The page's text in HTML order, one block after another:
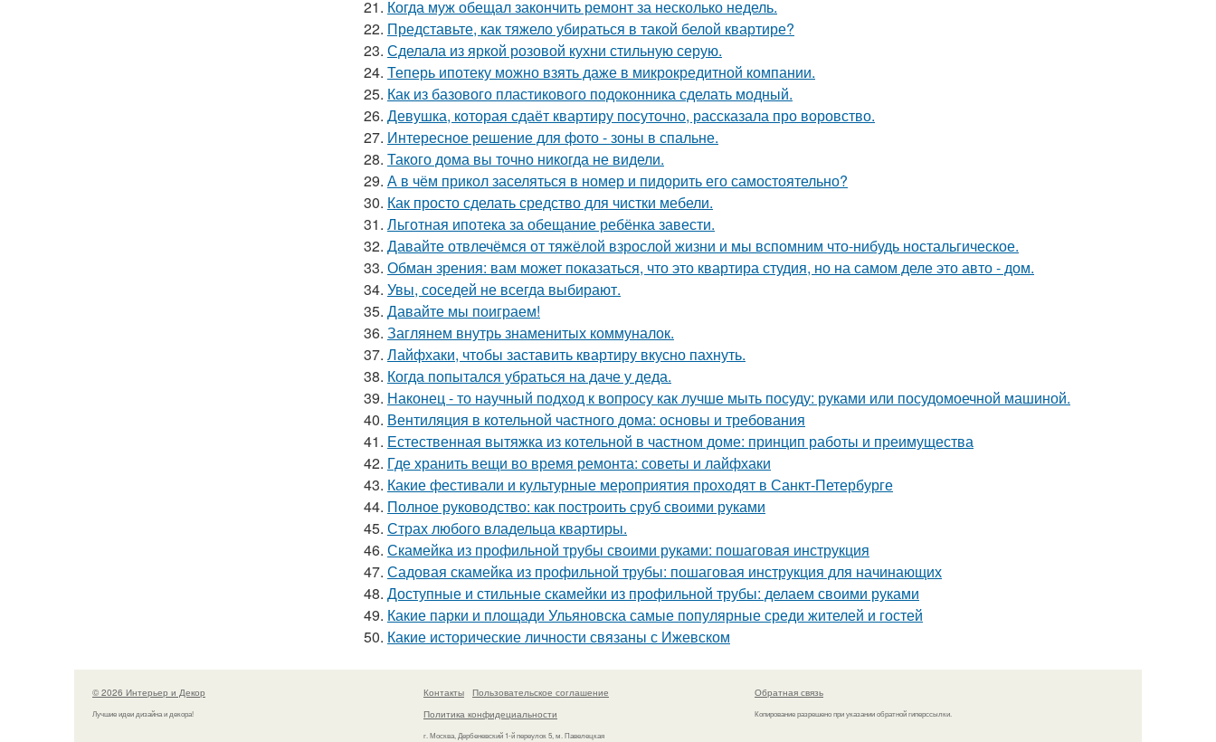
21. Когда муж обещал закончить ремонт за несколько недель.
22. Представьте, как тяжело убираться в такой белой квартире?
23. Сделала из яркой розовой кухни стильную серую.
24. Теперь ипотеку можно взять даже в микрокредитной компании.
25. Как из базового пластикового подоконника сделать модный.
26. Девушка, которая сдаёт квартиру посуточно, рассказала про воровство.
27. Интересное решение для фото - зоны в спальне.
28. Такого дома вы точно никогда не видели.
29. А в чём прикол заселяться в номер и пидорить его самостоятельно?
30. Как просто сделать средство для чистки мебели.
31. Льготная ипотека за обещание ребёнка завести.
32. Давайте отвлечёмся от тяжёлой взрослой жизни и мы вспомним что-нибудь ностальгическое.
33. Обман зрения: вам может показаться, что это квартира студия, но на самом деле это авто - дом.
34. Увы, соседей не всегда выбирают.
35. Давайте мы поиграем!
36. Заглянем внутрь знаменитых коммуналок.
37. Лайфхаки, чтобы заставить квартиру вкусно пахнуть.
38. Когда попытался убраться на даче у деда.
39. Наконец - то научный подход к вопросу как лучше мыть посуду: руками или посудомоечной машиной.
40. Вентиляция в котельной частного дома: основы и требования
41. Естественная вытяжка из котельной в частном доме: принцип работы и преимущества
42. Где хранить вещи во время ремонта: советы и лайфхаки
43. Какие фестивали и культурные мероприятия проходят в Санкт-Петербурге
44. Полное руководство: как построить сруб своими руками
45. Страх любого владельца квартиры.
46. Скамейка из профильной трубы своими руками: пошаговая инструкция
47. Садовая скамейка из профильной трубы: пошаговая инструкция для начинающих
48. Доступные и стильные скамейки из профильной трубы: делаем своими руками
49. Какие парки и площади Ульяновска самые популярные среди жителей и гостей
50. Какие исторические личности связаны с Ижевском
© 2026 Интерьер и Декор
Лучшие идеи дизайна и декора!
Контакты
Пользовательское соглашение
Политика конфидециальности
г. Москва, Дербеневский 1-й переулок 5, м. Павелецкая
Обратная связь
Копирование разрешено при указании обратной гиперссылки.